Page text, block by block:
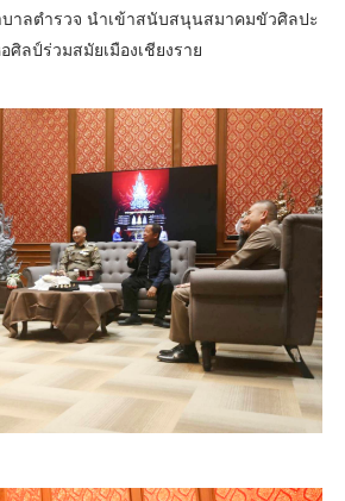
บาลตำรวจ นำเข้าสนับสนุนสมาคมขัวศิลปะ
ศิลป์ร่วมสมัยเมืองเชียงราย